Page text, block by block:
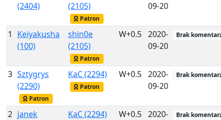
(2404)
(2105)
Patron
09-20
1
Keiyakusha
(100)
shin0e
(2105)
Patron
W+0.5 2020-
09-20
Brak
3 Sztygrys
(2290)
Patron
KaC (2294)
Patron
W+0.5 2020-
09-20
Brak
2 janek
KaC (2294) W+0.5 2020-
Brak